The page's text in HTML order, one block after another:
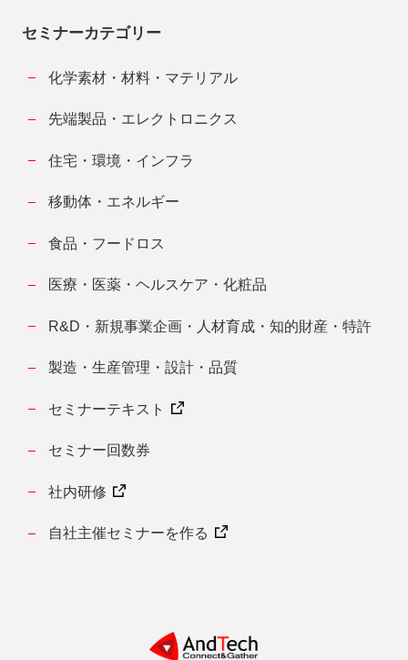
セミナーカテゴリー
化学素材・材料・マテリアル
先端製品・エレクトロニクス
住宅・環境・インフラ
移動体・エネルギー
食品・フードロス
医療・医薬・ヘルスケア・化粧品
R&D・新規事業企画・人材育成・知的財産・特許
製造・生産管理・設計・品質
セミナーテキスト
セミナー回数券
社内研修
自社主催セミナーを作る